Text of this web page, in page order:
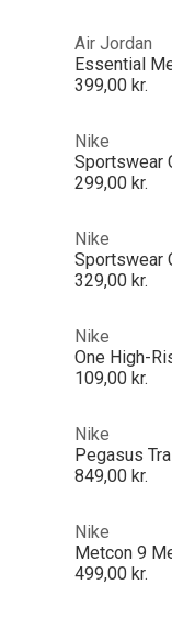
Air Jordan
Essential
399,00 kr.
Nike
Sportswear
299,00 kr.
Nike
Sportswear
329,00 kr.
Nike
One High-
109,00 kr.
Nike
Pegasus
849,00 kr.
Nike
Metcon 9
499,00 kr.